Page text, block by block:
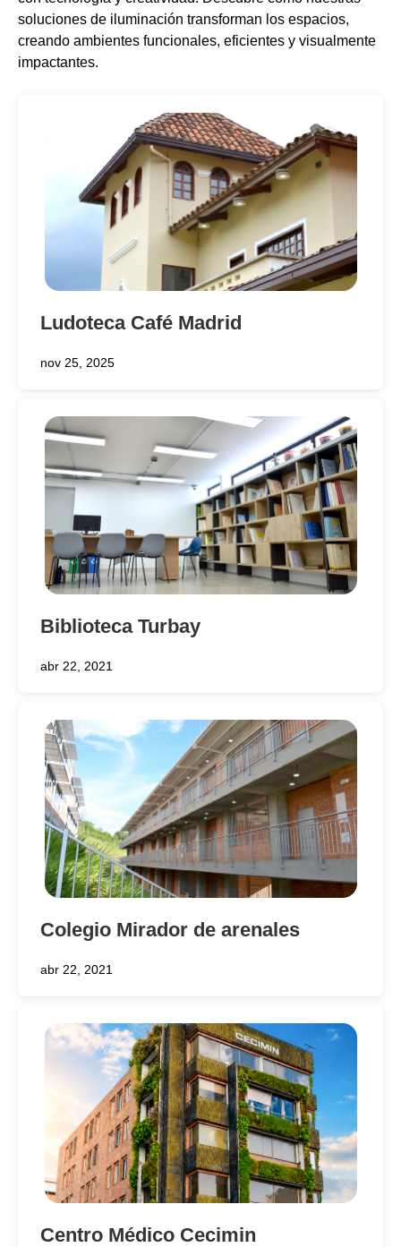
soluciones de iluminación transforman los espacios,
creando ambientes funcionales, eficientes y visualmente
impactantes.
Ludoteca Café Madrid
nov 25, 2025
Biblioteca Turbay
abr 22, 2021
Colegio Mirador de arenales
abr 22, 2021
Centro Médico Cecimin